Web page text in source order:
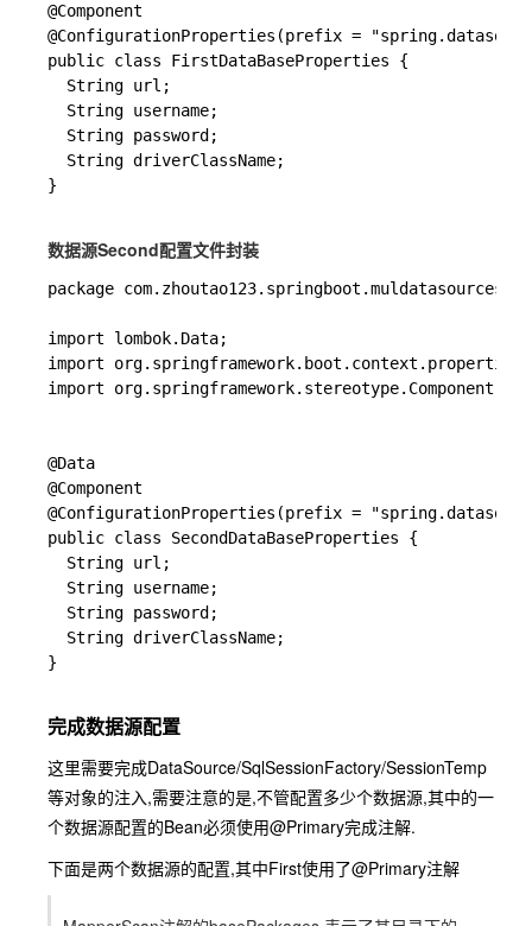
@Component
@ConfigurationProperties(prefix =
public class FirstDataBaseProperties {
  String url;
  String username;
  String password;
  String driverClassName;
}
数据源Second配置文件封装
package
import lombok.Data;
import
import org.springframework.stereotype.Component;
@Data
@Component
@ConfigurationProperties(prefix =
public class SecondDataBaseProperties {
  String url;
  String username;
  String password;
  String driverClassName;
}
完成数据源配置
这里需要完成DataSource/SqlSessionFactory/SessionTemp
等对象的注入,需要注意的是,不管配置多少个数据源,其中的一
个数据源配置的Bean必须使用@Primary完成注解.
下面是两个数据源的配置,其中First使用了@Primary注解